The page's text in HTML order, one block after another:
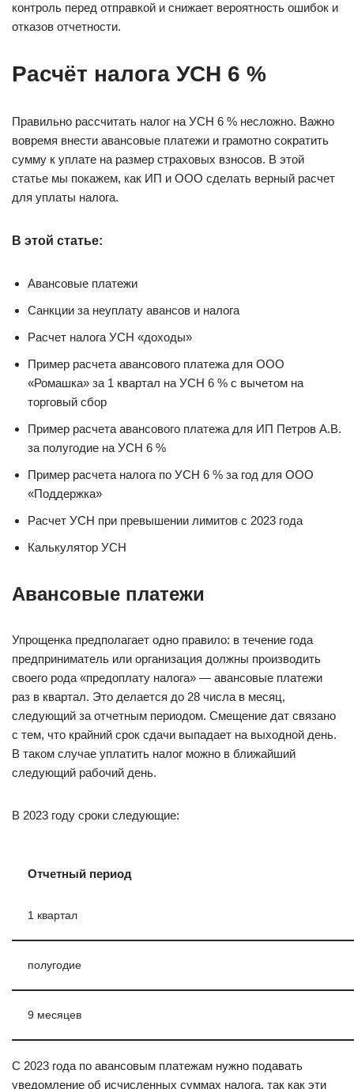
контроль перед отправкой и снижает вероятность ошибок и
отказов отчетности.
Расчёт налога УСН 6 %
Правильно рассчитать налог на УСН 6 % несложно. Важно
вовремя внести авансовые платежи и грамотно сократить
сумму к уплате на размер страховых взносов. В этой
статье мы покажем, как ИП и ООО сделать верный расчет
для уплаты налога.
В этой статье:
Авансовые платежи
Санкции за неуплату авансов и налога
Расчет налога УСН «доходы»
Пример расчета авансового платежа для ООО
«Ромашка» за 1 квартал на УСН 6 % с вычетом на
торговый сбор
Пример расчета авансового платежа для ИП Петров А.В.
за полугодие на УСН 6 %
Пример расчета налога по УСН 6 % за год для ООО
«Поддержка»
Расчет УСН при превышении лимитов с 2023 года
Калькулятор УСН
Авансовые платежи
Упрощенка предполагает одно правило: в течение года
предприниматель или организация должны производить
своего рода «предоплату налога» — авансовые платежи
раз в квартал. Это делается до 28 числа в месяц,
следующий за отчетным периодом. Смещение дат связано
с тем, что крайний срок сдачи выпадает на выходной день.
В таком случае уплатить налог можно в ближайший
следующий рабочий день.
В 2023 году сроки следующие:
Отчетный период
1 квартал
полугодие
9 месяцев
С 2023 года по авансовым платежам нужно подавать
уведомление об исчисленных суммах налога, так как эти